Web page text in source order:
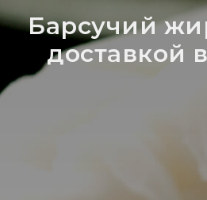
Барсучий
доставкой